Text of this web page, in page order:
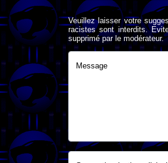
Veuillez laisser votre
racistes sont interdits.
supprimé par le modérateur.
Message